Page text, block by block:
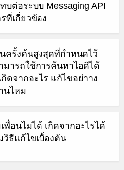
บต่อระบบ Messaging API
ที่เกี่ยวข้อง
ครั้งค้นสูงสุดที่กำหนดไว้
มารถใช้การค้นหาไอดีได้
กิดจากอะไร แก้ไขอย่าาง
นไหม
พื่อนไม่ได้ เกิดจากอะไรได้
วิธีแก้ไขเบื้องต้น